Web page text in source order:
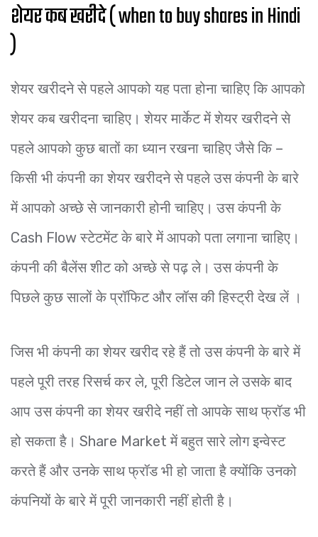
शेयर कब खरीदे ( when to buy shares in Hindi
)
शेयर खरीदने से पहले आपको यह पता होना चाहिए कि आपको
शेयर कब खरीदना चाहिए। शेयर मार्केट में शेयर खरीदने से
पहले आपको कुछ बातों का ध्यान रखना चाहिए जैसे कि –
किसी भी कंपनी का शेयर खरीदने से पहले उस कंपनी के बारे
में आपको अच्छे से जानकारी होनी चाहिए। उस कंपनी के
Cash Flow स्टेटमेंट के बारे में आपको पता लगाना चाहिए।
कंपनी की बैलेंस शीट को अच्छे से पढ़ ले। उस कंपनी के
पिछले कुछ सालों के प्रॉफिट और लॉस की हिस्ट्री देख लें ।
जिस भी कंपनी का शेयर खरीद रहे हैं तो उस कंपनी के बारे में
पहले पूरी तरह रिसर्च कर ले, पूरी डिटेल जान ले उसके बाद
आप उस कंपनी का शेयर खरीदे नहीं तो आपके साथ फ्रॉड भी
हो सकता है। Share Market में बहुत सारे लोग इन्वेस्ट
करते हैं और उनके साथ फ्रॉड भी हो जाता है क्योंकि उनको
कंपनियों के बारे में पूरी जानकारी नहीं होती है।